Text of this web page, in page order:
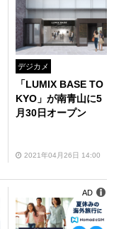
デジカメ
「LUMIX BASE TO
KYO」が南青山に5
月30日オープン
2021年04月26日 14:00
AD